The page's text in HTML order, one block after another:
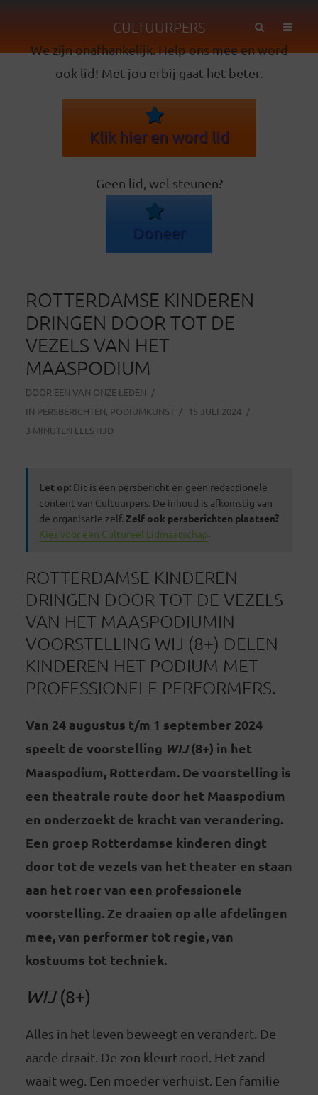
CULTUURPERS
We zijn onafhankelijk. Help ons mee en word
ook lid! Met jou erbij gaat het beter.
Klik hier en word lid
Geen lid, wel steunen?
Doneer
ROTTERDAMSE KINDEREN
DRINGEN DOOR TOT DE
VEZELS VAN HET
MAASPODIUM
DOOR EEN VAN ONZE LEDEN
IN PERSBERICHTEN, PODIUMKUNST
15 JULI 2024
3 MINUTEN LEESTIJD
Let op:Dit is een persbericht en geen redactionele
content van Cultuurpers. De inhoud is afkomstig van
de organisatie zelf. Zelf ook persberichten plaatsen?
Kies voor een Cultureel Lidmaatschap.
ROTTERDAMSE KINDEREN
DRINGEN DOOR TOT DE VEZELS
VAN HET MAASPODIUMIN
VOORSTELLING WIJ (8+) DELEN
KINDEREN HET PODIUM MET
PROFESSIONELE PERFORMERS.
Van 24 augustus t/m 1 september 2024
speelt de voorstelling WIJ(8+) in het
Maaspodium, Rotterdam. De voorstelling is
een theatrale route door het Maaspodium
en onderzoekt de kracht van verandering.
Een groep Rotterdamse kinderen dingt
door tot de vezels van het theater en staan
aan het roer van een professionele
voorstelling. Ze draaien op alle afdelingen
mee, van performer tot regie, van
kostuums tot techniek.
WIJ(8+)
Alles in het leven beweegt en verandert. De
aarde draait. De zon kleurt rood. Het zand
waait weg. Een moeder verhuist. Een familie